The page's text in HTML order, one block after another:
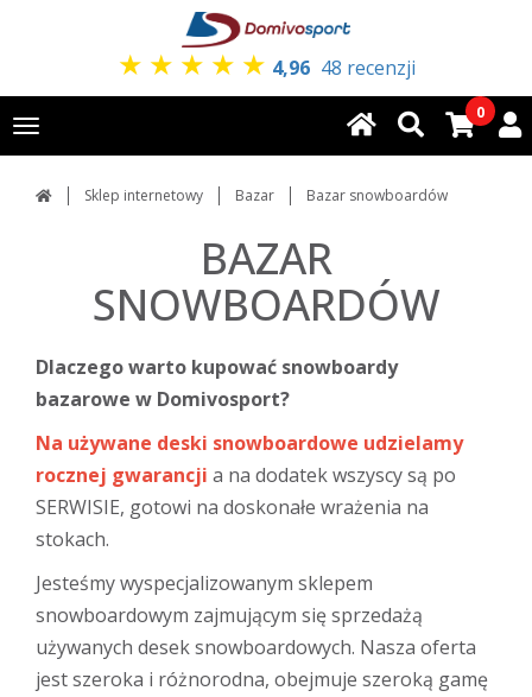
★ ★ ★ ★ ★ 4,96 48 recenzji
Toggle
navigation
0
Sklep internetowy Bazar Bazar snowboardów
BAZAR
SNOWBOARDÓW
Dlaczego warto kupować snowboardy
bazarowe w Domivosport?
Na używane deski snowboardowe udzielamy
rocznej gwarancji a na dodatek wszyscy są po
SERWISIE, gotowi na doskonałe wrażenia na
stokach.
Jesteśmy wyspecjalizowanym sklepem
snowboardowym zajmującym się sprzedażą
używanych desek snowboardowych. Nasza oferta
jest szeroka i różnorodna, obejmuje szeroką gamę